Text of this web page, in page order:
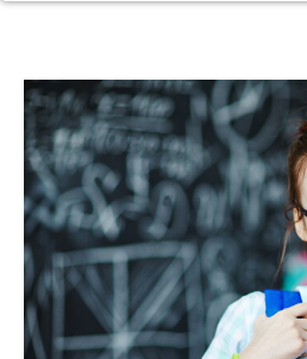
Notwendige Cookies ermöglichen
Name:
cookie_consent
Purpose:
Dieser Cookie speichert die
Optionen des Benutzers
Cookie duration:
1 Jahr
STATISTIK
Statistik Cookies erfassen Informationen